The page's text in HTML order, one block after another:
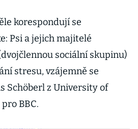
korespondují se
Psi a jejich majitelé
sociální skupinu)
stresu, vzájemně se
Schöberl z University of
BBC.